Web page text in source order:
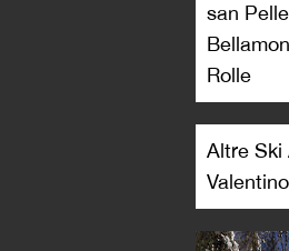
san
Rolle
Altre Ski